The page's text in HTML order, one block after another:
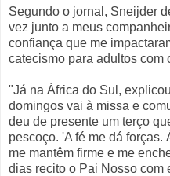
Segundo o jornal, Sneijder
vez junto a meus
confiança que me
catecismo para adultos com
"Já na África do Sul,
domingos vai à missa e
deu de presente um terço
pescoço. 'A fé me dá
me mantêm firme e me
dias recito o Pai Nosso com